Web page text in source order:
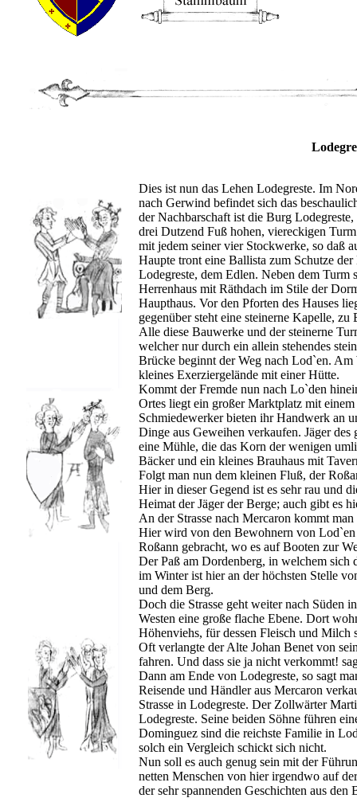
Dies ist nun das Lehen Lodegreste. Im
nach Gerwind befindet sich das
der Nachbarschaft ist die Burg
drei Dutzend Fuß hohen, viereckigen
mit jedem seiner vier Stockwerke, so daß
Haupte tront eine Ballista zum Schutze
Lodegreste, dem Edlen. Neben dem Turm
Herrenhaus mit Räthdach im Stile der
Haupthaus. Vor den Pforten des Hauses
gegenüber steht eine steinerne Kapelle,
Alle diese Bauwerke und der steinerne
welcher nur durch ein allein stehendes
Brücke beginnt der Weg nach Lod`en. Am
kleines Exerziergelände mit einer Hütte.
Kommt der Fremde nun nach Lo`den
Ortes liegt ein großer Marktplatz mit
Schmiedewerker bieten ihr Handwerk an
Dinge aus Geweihen verkaufen. Jäger
eine Mühle, die das Korn der wenigen
Bäcker und ein kleines Brauhaus mit
Folgt man nun dem kleinen Fluß, der
Hier in dieser Gegend ist es sehr rau und
Heimat der Jäger der Berge; auch gibt es
An der Strasse nach Mercaron kommt
Hier wird von den Bewohnern von
Roßann gebracht, wo es auf Booten zur
Der Paß am Dordenberg, in welchem sich
im Winter ist hier an der höchsten Stelle
und dem Berg.
Doch die Strasse geht weiter nach Süden
Westen eine große flache Ebene. Dort
Höhenviehs, für dessen Fleisch und
Oft verlangte der Alte Johan Benet von
fahren. Und dass sie ja nicht verkommt!
Dann am Ende von Lodegreste, so sagt
Reisende und Händler aus Mercaron
Strasse in Lodegreste. Der Zollwärter
Lodegreste. Seine beiden Söhne führen
Dominguez sind die reichste Familie in
solch ein Vergleich schickt sich nicht.
Nun soll es auch genug sein mit der
netten Menschen von hier irgendwo auf
der sehr spannenden Geschichten aus